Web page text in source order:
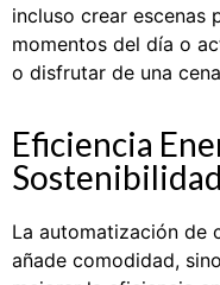
incluso crear escenas
momentos del día o
o disfrutar de una
Eficiencia
Sostenibilidad
La automatización de
añade comodidad,